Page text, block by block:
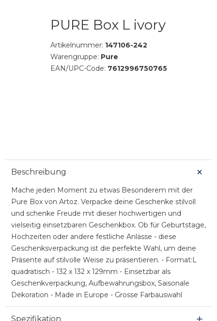
PURE Box L ivory
Artikelnummer: 147106-242
Warengruppe: Pure
EAN/UPC-Code: 7612996750765
Beschreibung
Mache jeden Moment zu etwas Besonderem mit der
Pure Box von Artoz. Verpacke deine Geschenke stilvoll
und schenke Freude mit dieser hochwertigen und
vielseitig einsetzbaren Geschenkbox. Ob für Geburtstage,
Hochzeiten oder andere festliche Anlässe - diese
Geschenksverpackung ist die perfekte Wahl, um deine
Präsente auf stilvolle Weise zu präsentieren. - Format:L
quadratisch - 132 x 132 x 129mm - Einsetzbar als
Geschenkverpackung, Aufbewahrungsbox, Saisonale
Dekoration - Made in Europe - Grosse Farbauswahl
Spezifikation